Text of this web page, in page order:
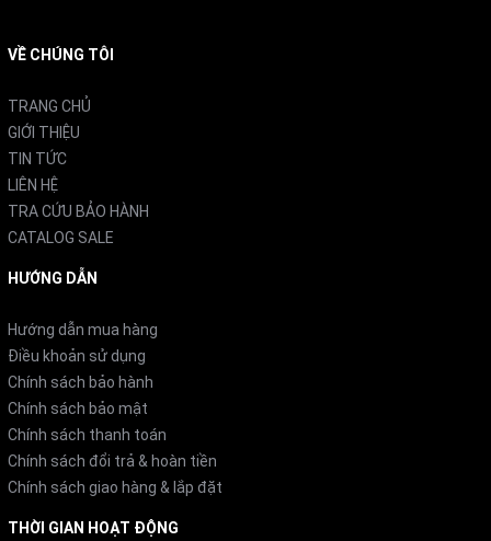
2. Điều hòa 2 chiều
Mitsubishi MSZ-GV5622S-W là điều hoà 2 chiều vừa
sưởi ấm về mùa đông lại làm mát lạnh vào mùa hè rất
phù hợp với những nơi có 2 mùa đông – mùa hè rõ rệt
như miền bắc.
3. Ngăn ngừa khô da, khô mũi và giữ ẩm cho căn
phòng
VỀ CHÚNG TÔI
TRANG CHỦ
GIỚI THIỆU
TIN TỨC
LIÊN HỆ
TRA CỨU BẢO HÀNH
CATALOG SALE
HƯỚNG DẪN
Hướng dẫn mua hàng
Điều khoản sử dụng
Chính sách bảo hành
Chính sách bảo mật
Chính sách thanh toán
Chính sách đổi trả & hoàn tiền
Chính sách giao hàng & lắp đặt
THỜI GIAN HOẠT ĐỘNG